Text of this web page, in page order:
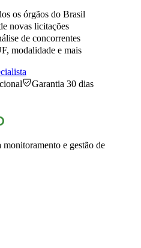
os órgãos do Brasil
novas licitações
de concorrentes
modalidade e mais
Garantia 30 dias
e gestão de